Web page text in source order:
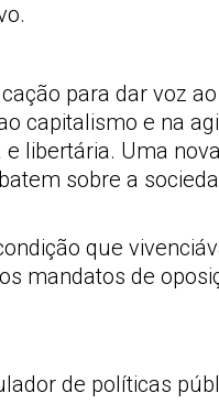
para dar voz
capitalismo e na
libertária. Uma
sobre a
que
mandatos de
de políticas